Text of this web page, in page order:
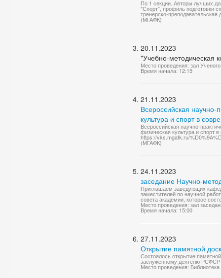
По 1 секции. Авторы лучших
"Спорт", профиль подготовки
тренерско-
(МГАФК)
20.11.2023
"Учебно-методическая
Место проведения: зал
Время начала: 12:15
21.11.2023
Всероссийская
культура и спорт в
Всероссийская научно-
физическая культура и спорт
https://vks.mgafk.ru/
(МГАФК)
24.11.2023
заседание Научно-
Приглашаем заведующих
заместителей по научной
совета академии, которое
Место проведения: зал
Время начала: 15:00
27.11.2023
Открытие памятной
Состоялось открытие
заслуженному деятелю РСФСР
Место проведения: